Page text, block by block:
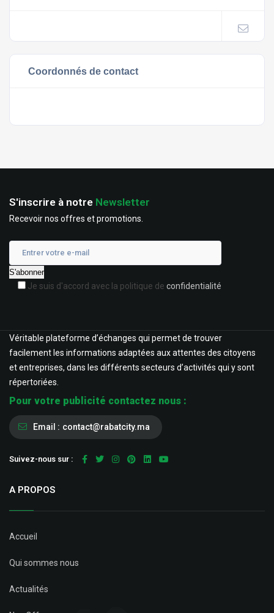
Coordonnés de contact
S'inscrire à notre Newsletter
Recevoir nos offres et promotions.
Je suis d'accord avec la politique de confidentialité
Véritable plateforme d’échanges qui permet de trouver
facilement les informations adaptées aux attentes des citoyens
et entreprises, dans les différents secteurs d’activités qui y sont
répertoriées.
Pour votre publicité contactez nous :
Email : contact@rabatcity.ma
Suivez-nous sur :
A PROPOS
Accueil
Qui sommes nous
Actualités